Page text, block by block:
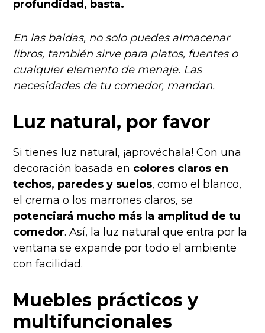
profundidad, basta.
En las baldas, no solo puedes almacenar
libros, también sirve para platos, fuentes o
cualquier elemento de menaje. Las
necesidades de tu comedor, mandan.
Luz natural, por favor
Si tienes luz natural, ¡aprovéchala! Con una
decoración basada en colores claros en
techos, paredes y suelos, como el blanco,
el crema o los marrones claros, se
potenciará mucho más la amplitud de tu
comedor. Así, la luz natural que entra por la
ventana se expande por todo el ambiente
con facilidad.
Muebles prácticos y
multifuncionales